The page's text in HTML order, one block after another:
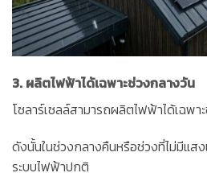
3. ผลิตไฟฟ้าได้เฉพาะช่วงกลางวัน
โซลาร์เซลล์สามารถผลิตไฟฟ้าได้เฉพ
ดังนั้นในช่วงกลางคืนหรือช่วงที่ไม่มีแส
ระบบไฟฟ้าปกติ